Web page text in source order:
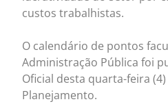
custos trabalhistas.
O calendário de pontos
Administração Pública foi
Oficial desta quarta-feira
Planejamento.